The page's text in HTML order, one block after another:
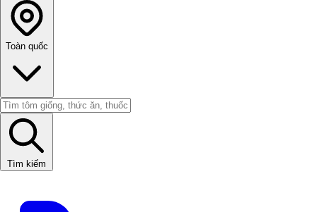
Toàn quốc
Tìm kiếm